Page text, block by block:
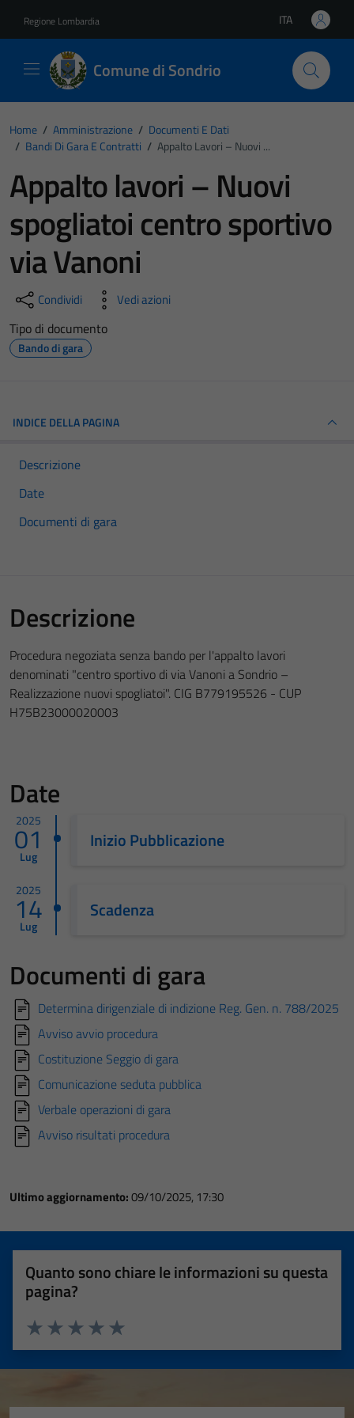
Regione Lombardia Lingua attiva:
ITA
Comune di Sondrio
Home / Amministrazione / Documenti E Dati
/ Bandi Di Gara E Contratti / Appalto Lavori – Nuovi ...
Appalto lavori – Nuovi
spogliatoi centro sportivo
via Vanoni
Condividi Vedi azioni
Tipo di documento
Bando di gara
INDICE DELLA PAGINA
Descrizione
Date
Documenti di gara
Descrizione
Procedura negoziata senza bando per l'appalto lavori
denominati "centro sportivo di via Vanoni a Sondrio –
Realizzazione nuovi spogliatoi". CIG B779195526 - CUP
H75B23000020003
Date
2025
01
Lug
Inizio Pubblicazione
2025
14
Lug
Scadenza
Documenti di gara
Determina dirigenziale di indizione Reg. Gen. n. 788/2025
Avviso avvio procedura
Costituzione Seggio di gara
Comunicazione seduta pubblica
Verbale operazioni di gara
Avviso risultati procedura
Ultimo aggiornamento:09/10/2025, 17:30
Quanto sono chiare le informazioni su questa
pagina?
Valuta 5 stelle su 5
Valuta 4 stelle su 5
Valuta 3 stelle su 5
Valuta 2 stelle su 5
Valuta 1 stelle su 5